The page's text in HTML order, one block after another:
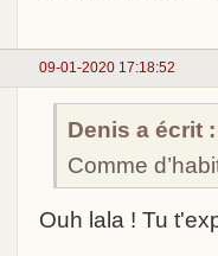
09-01-2020 17:18:52
Denis a écrit :
Comme
Ouh lala ! Tu